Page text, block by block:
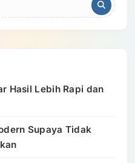
Hasil Lebih Rapi dan
Supaya Tidak